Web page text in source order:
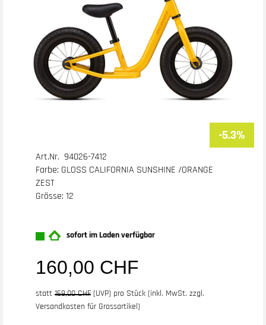
Art.Nr. 94026-7412
Farbe: GLOSS CALIFORNIA SUNSHINE /ORANGE
ZEST
Grösse: 12
sofort im Laden verfügbar
-5.3%
160,00 CHF
statt 169,00 CHF (UVP) pro Stück (inkl. MwSt. zzgl.
Versandkosten für Grossartikel)